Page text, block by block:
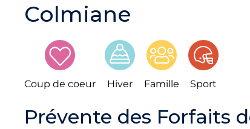
Colmiane
Coup de coeur Hiver Famille Sport
Prévente des Forfaits